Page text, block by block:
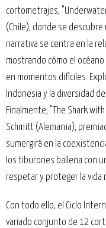
cortometrajes,
(Chile), donde se descubre
narrativa se centra en la
mostrando cómo el
en momentos difíciles.
Indonesia y la diversidad
Finalmente, "The Shark
Schmitt (Alemania),
sumergirá en la
los tiburones ballena con
respetar y proteger la vida
Con todo ello, el Ciclo
variado conjunto de 12